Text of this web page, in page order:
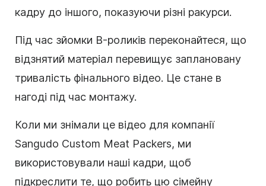
кадру до іншого, показуючи різні ракурси.
Під час зйомки B-роликів переконайтеся, що
відзнятий матеріал перевищує заплановану
тривалість фінального відео. Це стане в
нагоді під час монтажу.
Коли ми знімали це відео для компанії
Sangudo Custom Meat Packers, ми
використовували наші кадри, щоб
підкреслити те, що робить цю сімейну